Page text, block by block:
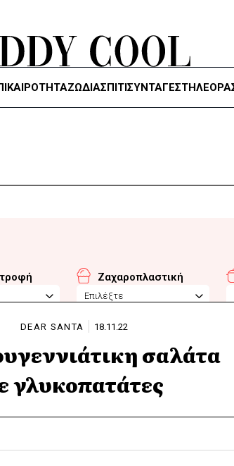
ΖΏΔΙΑΣΠΙΤΙΣΥΝΤΑΓΕΣ
Ζαχαροπλαστική
Επιλέξτε
DEAR SANTA 18.11.22
σαλάτα
γλυκοπατάτες